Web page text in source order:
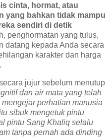
cinta, hormat, atau
yang bahkan tidak mampu
sendiri di detik
penghormatan yang tulus,
datang kepada Anda secara
karakter dan harga
jujur sebelum menutup
dan air mata yang telah
perhatian manusia
sibuk mengetuk pintu
pintu Sang Khaliq selalu
tanpa pernah ada dinding